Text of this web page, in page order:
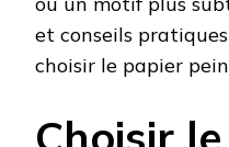
et conseils
choisir le papier